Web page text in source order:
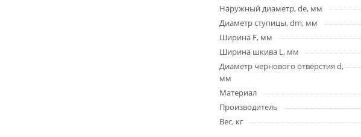
Наружный диаметр, de, мм
Диаметр ступицы, dm, мм
Ширина F, мм
Ширина шкива L, мм
Диаметр чернового отверстия d,
мм
Материал
Производитель
Вес, кг